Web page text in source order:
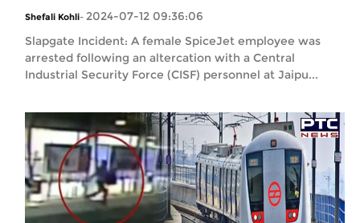
Shefali Kohli- 2024-07-12 09:36:06
Slapgate Incident: A female SpiceJet employee was
arrested following an altercation with a Central
Industrial Security Force (CISF) personnel at Jaipu...